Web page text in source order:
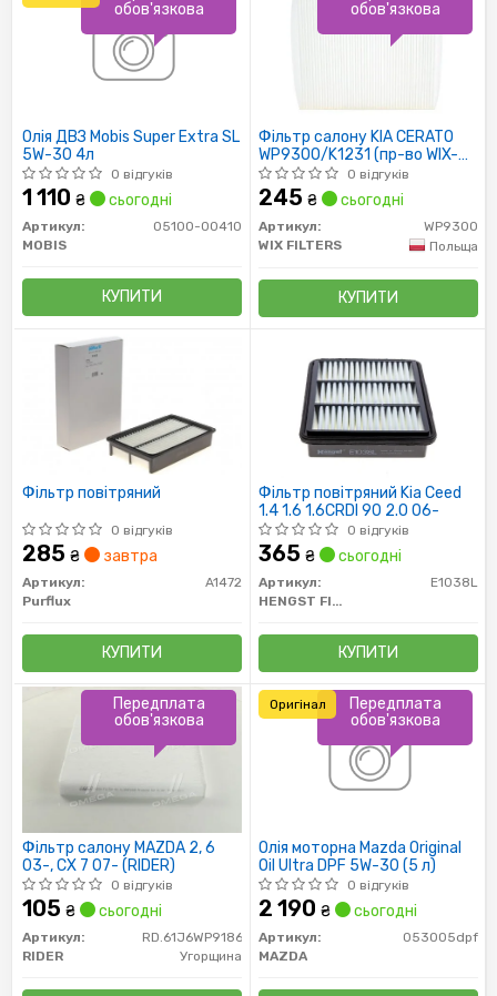
Олія ДВЗ Mobis Super Extra SL
5W-30 4л
0 відгуків
1 110 ₴ сьогодні
Артикул:
05100-00410
MOBIS
КУПИТИ
обов'язкова
Фільтр салону KIA CERATO
WP9300/K1231 (пр-во WIX-
Filtron)
0 відгуків
245 ₴ сьогодні
Артикул:
WP9300
WIX FILTERS
Польща
КУПИТИ
обов'язкова
Фільтр повітряний
0 відгуків
285 ₴ завтра
Артикул:
A1472
Purflux
КУПИТИ
Фільтр повітряний Kia Ceed
1.4 1.6 1.6CRDI 90 2.0 06-
0 відгуків
365 ₴ сьогодні
Артикул:
E1038L
HENGST FILTER
КУПИТИ
Фільтр салону MAZDA 2, 6
03-, CX 7 07- (RIDER)
0 відгуків
105 ₴ сьогодні
Артикул:
RD.61J6WP9186
RIDER
Угорщина
Передплата
обов'язкова
Олія моторна Mazda Original
Oil Ultra DPF 5W-30 (5 л)
0 відгуків
2 190 ₴ сьогодні
Артикул:
053005dpf
MAZDA
Передплата
обов'язкова
Оригінал